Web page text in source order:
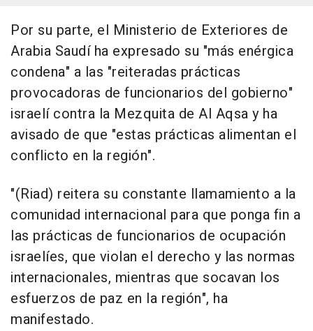
Por su parte, el Ministerio de Exteriores de
Arabia Saudí ha expresado su "más enérgica
condena" a las "reiteradas prácticas
provocadoras de funcionarios del gobierno"
israelí contra la Mezquita de Al Aqsa y ha
avisado de que "estas prácticas alimentan el
conflicto en la región".
"(Riad) reitera su constante llamamiento a la
comunidad internacional para que ponga fin a
las prácticas de funcionarios de ocupación
israelíes, que violan el derecho y las normas
internacionales, mientras que socavan los
esfuerzos de paz en la región", ha
manifestado.